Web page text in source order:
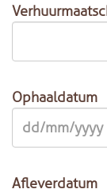
Ophaaldatum
Afleverdatum